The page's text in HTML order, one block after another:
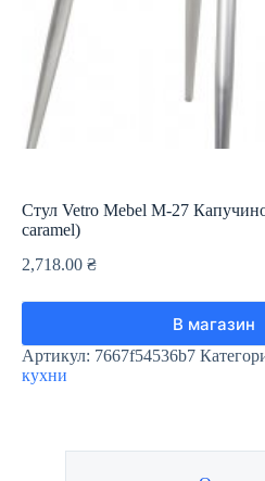
Стул Vetro Mebel M-27
caramel)
2,718.00 ₴
В магазин
Артикул: 7667f54536b7
кухни